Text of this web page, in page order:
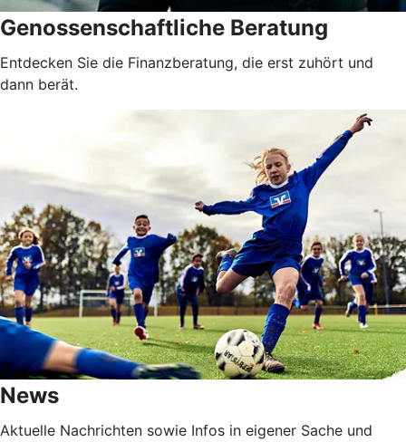
Genossenschaftliche Beratung
Entdecken Sie die Finanzberatung, die erst zuhört und
dann berät.
News
Aktuelle Nachrichten sowie Infos in eigener Sache und